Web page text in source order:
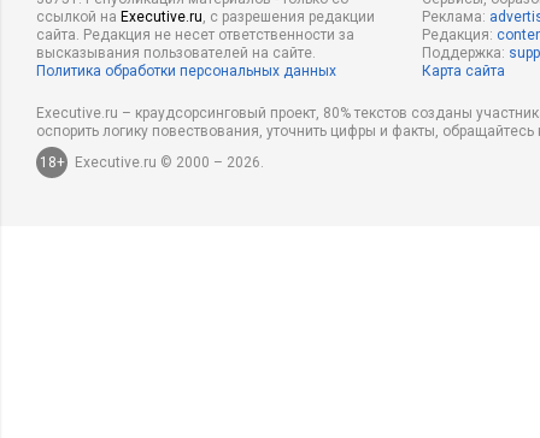
ссылкой на Executive.ru, с разрешения редакции
сайта. Редакция не несет ответственности за
высказывания пользователей на сайте.
Политика обработки персональных данных
Реклама:
Редакция:
Поддержка:
Карта сайта
Executive.ru – краудсорсинговый проект, 80% текстов созданы
оспорить логику повествования, уточнить цифры и факты,
18+
Executive.ru © 2000 – 2026.